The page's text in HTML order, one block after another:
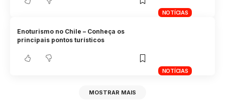
NOTÍCIAS
NOTÍCIAS
Enoturismo no Chile – Conheça os
principais pontos turísticos
MOSTRAR MAIS